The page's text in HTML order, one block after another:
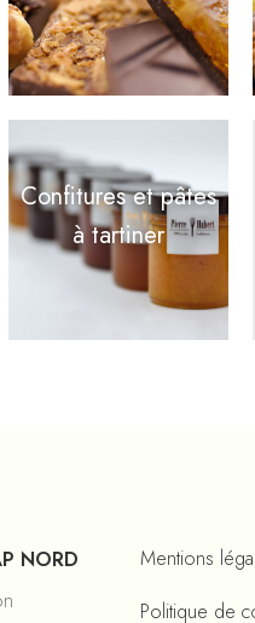
Confitures et pâtes
à tartiner
NORD
Mentions
Politique de